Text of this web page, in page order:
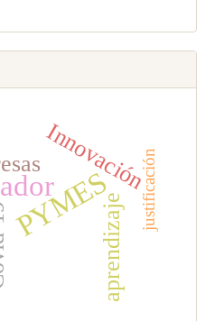
PYMES
Innovación
aprendizaje
justificación